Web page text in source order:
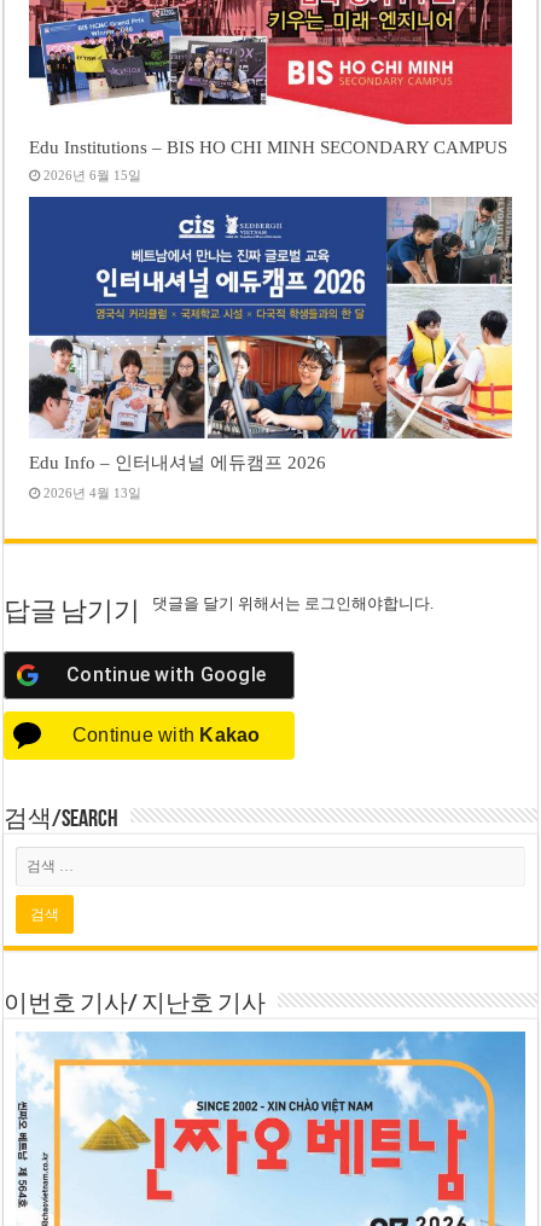
Edu Institutions – BIS HO CHI MINH SECONDARY CAMPUS
2026년 6월 15일
Edu Info – 인터내셔널 에듀캠프 2026
2026년 4월 13일
답글 남기기 댓글을 달기 위해서는 로그인해야합니다.
Continue with Google
Continue with Kakao
검색/Search
이번호 기사/ 지난호 기사